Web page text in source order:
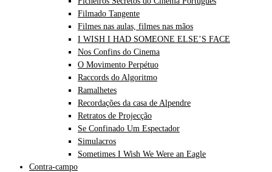
Filmado Tangente
Filmes nas aulas, filmes nas mãos
I WISH I HAD SOMEONE ELSE’S FACE
Nos Confins do Cinema
O Movimento Perpétuo
Raccords do Algoritmo
Ramalhetes
Recordações da casa de Alpendre
Retratos de Projecção
Se Confinado Um Espectador
Simulacros
Sometimes I Wish We Were an Eagle
Contra-campo